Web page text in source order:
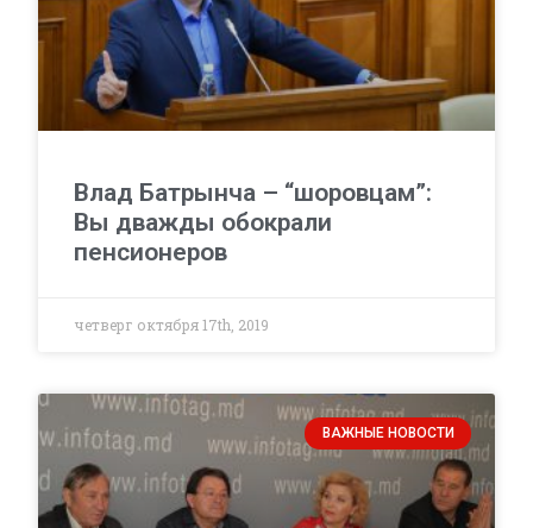
Влад Батрынча – “шоровцам”:
Вы дважды обокрали
пенсионеров
четверг октября 17th, 2019
ВАЖНЫЕ НОВОСТИ